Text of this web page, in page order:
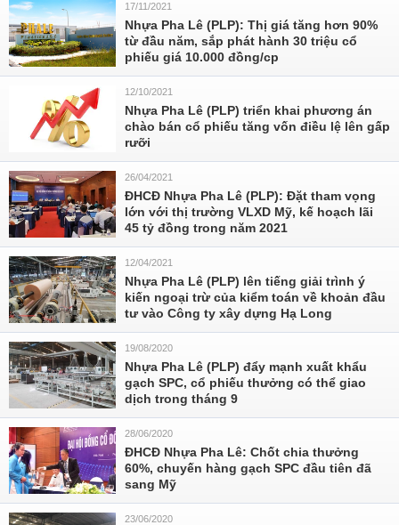
17/11/2021
Nhựa Pha Lê (PLP): Thị giá tăng hơn 90%
từ đầu năm, sắp phát hành 30 triệu cổ
phiếu giá 10.000 đồng/cp
12/10/2021
Nhựa Pha Lê (PLP) triển khai phương án
chào bán cổ phiếu tăng vốn điều lệ lên gấp
rưỡi
26/04/2021
ĐHCĐ Nhựa Pha Lê (PLP): Đặt tham vọng
lớn với thị trường VLXD Mỹ, kế hoạch lãi
45 tỷ đồng trong năm 2021
12/04/2021
Nhựa Pha Lê (PLP) lên tiếng giải trình ý
kiến ngoại trừ của kiểm toán về khoản đầu
tư vào Công ty xây dựng Hạ Long
19/08/2020
Nhựa Pha Lê (PLP) đẩy mạnh xuất khẩu
gạch SPC, cổ phiếu thưởng có thể giao
dịch trong tháng 9
28/06/2020
ĐHCĐ Nhựa Pha Lê: Chốt chia thưởng
60%, chuyến hàng gạch SPC đầu tiên đã
sang Mỹ
23/06/2020